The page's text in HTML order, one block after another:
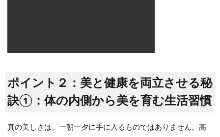
ポイント２：美と健康を両立させる秘
訣①：体の内側から美を育む生活習慣
真の美しさは、一朝一夕に手に入るものではありません。高